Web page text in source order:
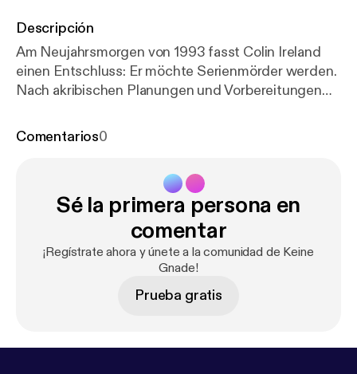
Descripción
Am Neujahrsmorgen von 1993 fasst Colin Ireland
einen Entschluss: Er möchte Serienmörder werden.
Nach akribischen Planungen und Vorbereitungen
ihm den Beinamen "Der Schwulenschlächter" ein.
Comentarios0
Sé la primera persona en
comentar
¡Regístrate ahora y únete a la comunidad de Keine
Gnade!
Prueba gratis